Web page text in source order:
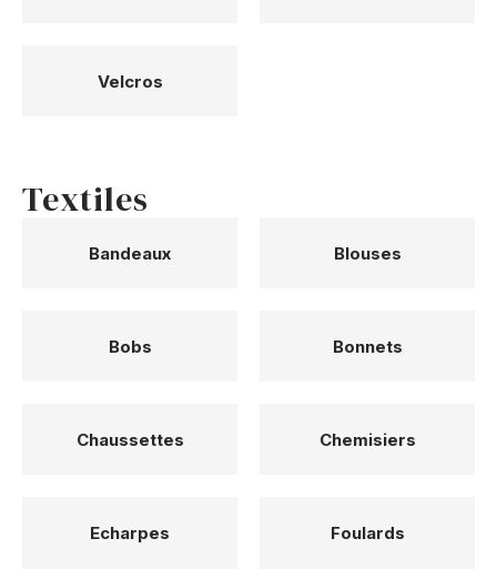
Velcros
Textiles
Bandeaux Blouses
Bobs Bonnets
Chaussettes Chemisiers
Echarpes Foulards